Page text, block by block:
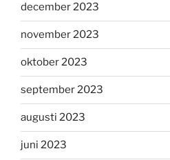
december 2023
november 2023
oktober 2023
september 2023
augusti 2023
juni 2023